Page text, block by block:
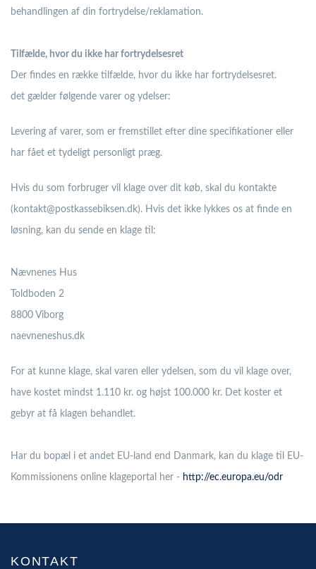
behandlingen af din fortrydelse/reklamation.
Tilfælde, hvor du ikke har fortrydelsesret
Der findes en række tilfælde, hvor du ikke har fortrydelsesret.
det gælder følgende varer og ydelser:
Levering af varer, som er fremstillet efter dine specifikationer eller
har fået et tydeligt personligt præg.
Hvis du som forbruger vil klage over dit køb, skal du kontakte
(kontakt@postkassebiksen.dk). Hvis det ikke lykkes os at finde en
løsning, kan du sende en klage til:
Nævnenes Hus
Toldboden 2
8800 Viborg
naevneneshus.dk
For at kunne klage, skal varen eller ydelsen, som du vil klage over,
have kostet mindst 1.110 kr. og højst 100.000 kr. Det koster et
gebyr at få klagen behandlet.
Har du bopæl i et andet EU-land end Danmark, kan du klage til EU-
Kommissionens online klageportal her - http://ec.europa.eu/odr
KONTAKT